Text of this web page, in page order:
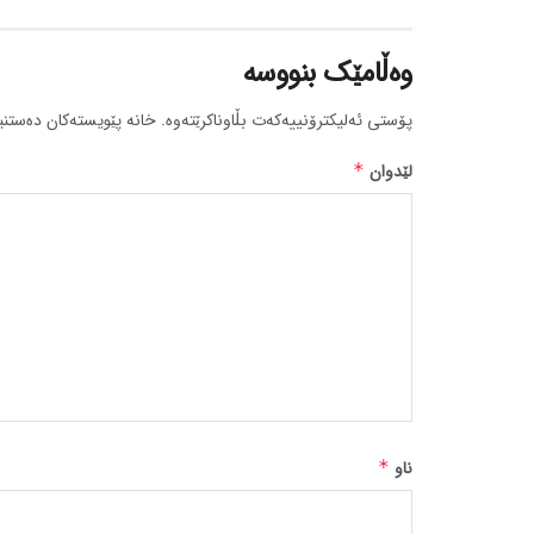
وەڵامێک بنووسە
پۆستی ئەلیکترۆنییەکەت بڵاوناکرێتەوە. خانە پێویستەکان
لێدوان *
ناو *